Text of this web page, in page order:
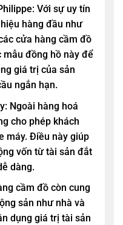
Với sự uy tín
hàng đầu như
cửa hàng cầm đồ
mẫu đồng hồ này để
giá trị của sản
ngắn hạn.
Ngoài hàng hoá
cho phép khách
máy. Điều này giúp
vốn từ tài sản đắt
dàng.
cầm đồ còn cung
sản như nhà và
dụng giá trị tài sản